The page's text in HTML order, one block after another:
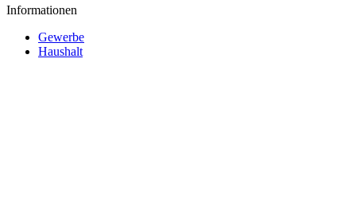
Informationen
Gewerbe
Haushalt